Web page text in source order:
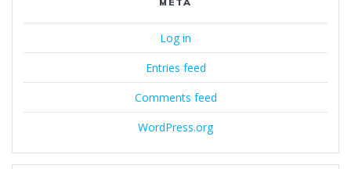
Log in
Entries feed
Comments feed
WordPress.org